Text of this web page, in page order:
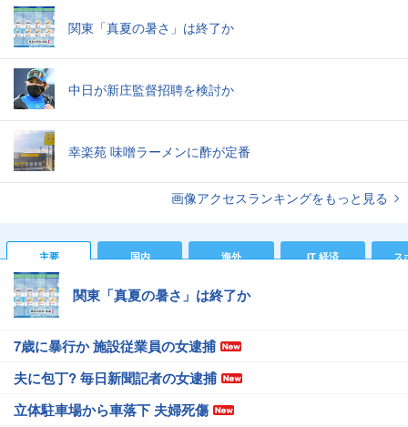
関東「真夏の暑さ」は終了か
中日が新庄監督招聘を検討か
幸楽苑 味噌ラーメンに酢が定番
画像アクセスランキングをもっと見る
主要 国内 海外 IT 経済 ス
関東「真夏の暑さ」は終了か
7歳に暴行か 施設従業員の女逮捕
夫に包丁? 毎日新聞記者の女逮捕
立体駐車場から車落下 夫婦死傷